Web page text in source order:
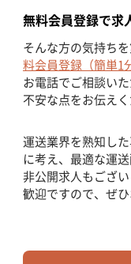
無料会員登録で求
そんな方の気持ち
料会員登録（簡単1
お電話でご相談い
不安な点をお伝えく
運送業界を熟知し
に考え、最適な運
非公開求人もござ
歓迎ですので、ぜ